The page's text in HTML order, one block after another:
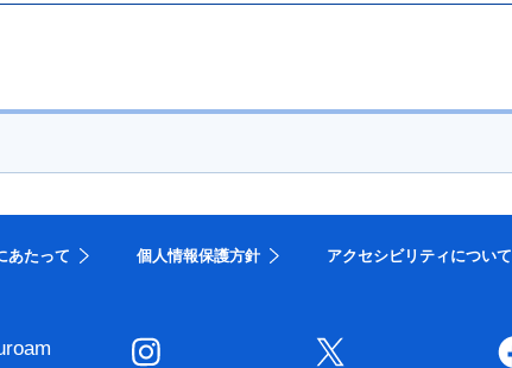
あたって 個人情報保護方針 アクセシビリティについて